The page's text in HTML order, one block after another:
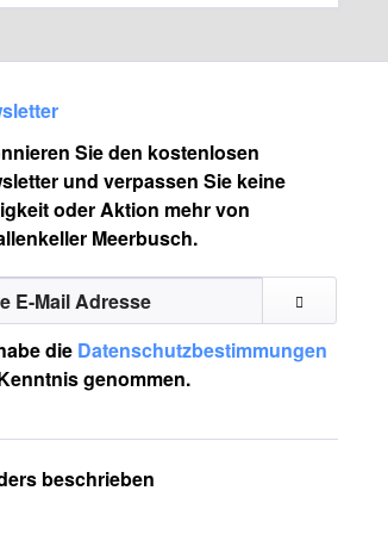
Sie den kostenlosen
und verpassen Sie keine
oder Aktion mehr von
Meerbusch.
die Datenschutzbestimmungen
genommen.
beschrieben